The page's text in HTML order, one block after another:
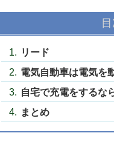
リード
電気自動車は電気を
自宅で充電をするな
まとめ